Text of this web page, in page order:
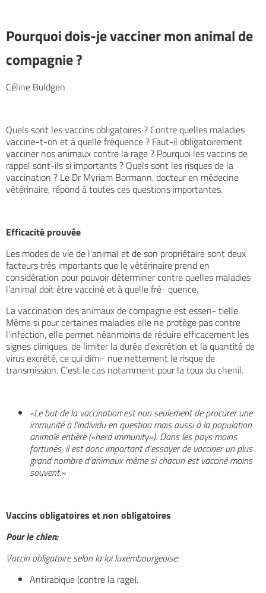
Pourquoi dois-je vacciner mon animal de
compagnie ?
Céline Buldgen
Quels sont les vaccins obligatoires ? Contre quelles maladies
vaccine-t-on et à quelle fréquence ? Faut-il obligatoirement
vacciner nos animaux contre la rage ? Pourquoi les vaccins de
rappel sont-ils si importants ? Quels sont les risques de la
vaccination ? Le Dr Myriam Bormann, docteur en médecine
vétérinaire, répond à toutes ces questions importantes.
Efficacité prouvée
Les modes de vie de l’animal et de son propriétaire sont deux
facteurs très importants que le vétérinaire prend en
considération pour pouvoir déterminer contre quelles maladies
l’animal doit être vacciné et à quelle fré- quence.
La vaccination des animaux de compagnie est essen- tielle.
Même si pour certaines maladies elle ne protège pas contre
l’infection, elle permet néanmoins de réduire efficacement les
signes cliniques, de limiter la durée d’excrétion et la quantité de
virus excrété, ce qui dimi- nue nettement le risque de
transmission. C’est le cas notamment pour la toux du chenil.
«Le but de la vaccination est non seulement de procurer une
immunité à l’individu en question mais aussi à la population
animale entière («herd immunity»). Dans les pays moins
fortunés, il est donc important d’essayer de vacciner un plus
grand nombre d’animaux même si chacun est vacciné moins
souvent.»
Vaccins obligatoires et non obligatoires
Pour le chien:
Vaccin obligatoire selon la loi luxembourgeoise:
Antirabique (contre la rage).